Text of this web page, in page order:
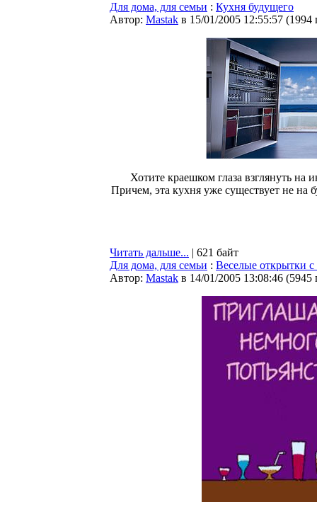
Для дома, для семьи : Кухня будущего
Автор: Мastak в 15/01/2005 12:55:57 (1994
Хотите краешком глаза взглянуть на
Причем, эта кухня уже существует не на
Читать дальше... | 621 байт
Для дома, для семьи : Веселые открытки
Автор: Мastak в 14/01/2005 13:08:46 (5945